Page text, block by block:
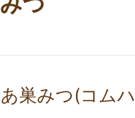
巣みつ(コム